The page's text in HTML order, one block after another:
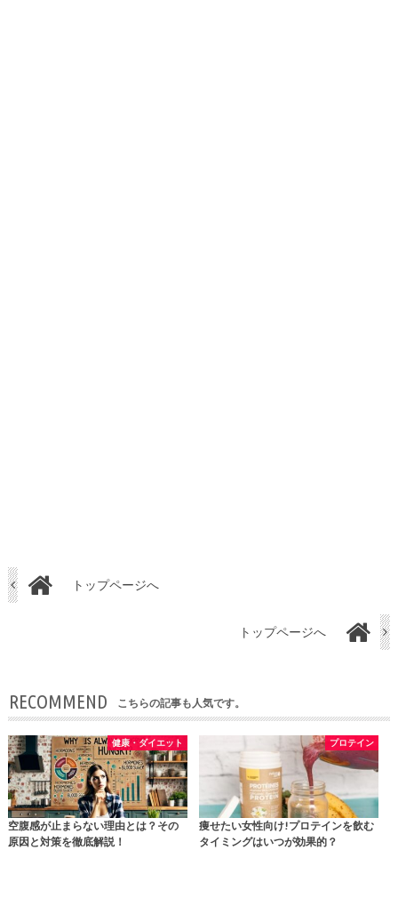
トップページへ
トップページへ
RECOMMEND こちらの記事も人気です。
健康・ダイエット
空腹感が止まらない理由とは？その
原因と対策を徹底解説！
プロテイン
痩せたい女性向け!プロテインを飲む
タイミングはいつが効果的？